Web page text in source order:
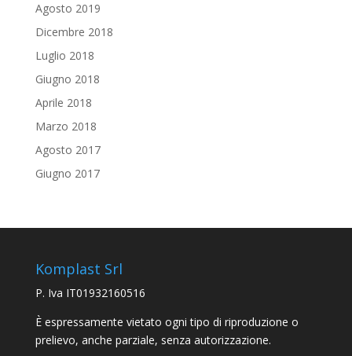
Agosto 2019
Dicembre 2018
Luglio 2018
Giugno 2018
Aprile 2018
Marzo 2018
Agosto 2017
Giugno 2017
Komplast Srl
P. Iva IT01932160516
È espressamente vietato ogni tipo di riproduzione o
prelievo, anche parziale, senza autorizzazione.